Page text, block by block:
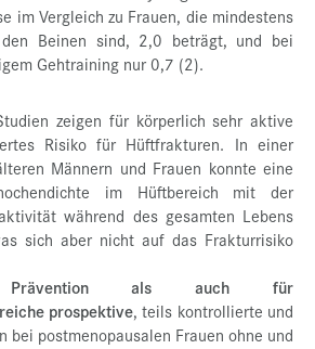
im Vergleich zu Frauen, die mindestens
Beinen sind, 2,0 beträgt, und bei
Gehtraining nur 0,7 (2).
zeigen für körperlich sehr aktive
Risiko für Hüftfrakturen. In einer
Männern und Frauen konnte eine
im Hüftbereich mit der
während des gesamten Lebens
sich aber nicht auf das Frakturrisiko
als auch für
prospektive, teils kontrollierte und
bei postmenopausalen Frauen ohne und